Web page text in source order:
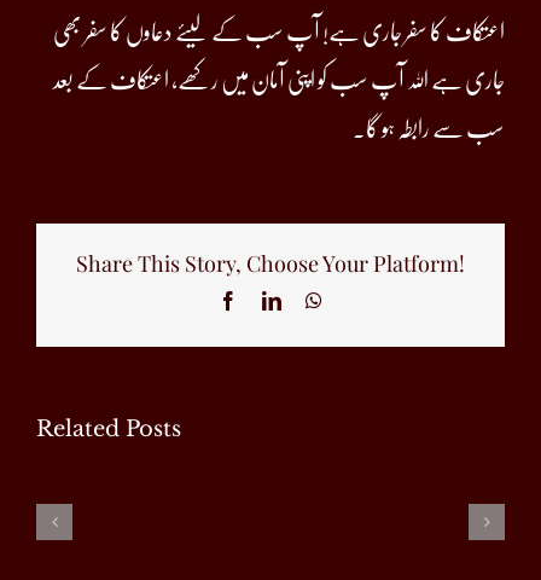
اعتکاف کا سفر جاری ہے! آپ سب کے لیئے دعاوں کا سفر بھی
جاری ہے اللہ آپ سب کو اپنی آمان میں رکھے، اعتکاف کے بعد
سب سے رابطہ ہو گا۔
Share This Story, Choose Your Platform!
FacebookLinkedInWhatsApp
Related Posts